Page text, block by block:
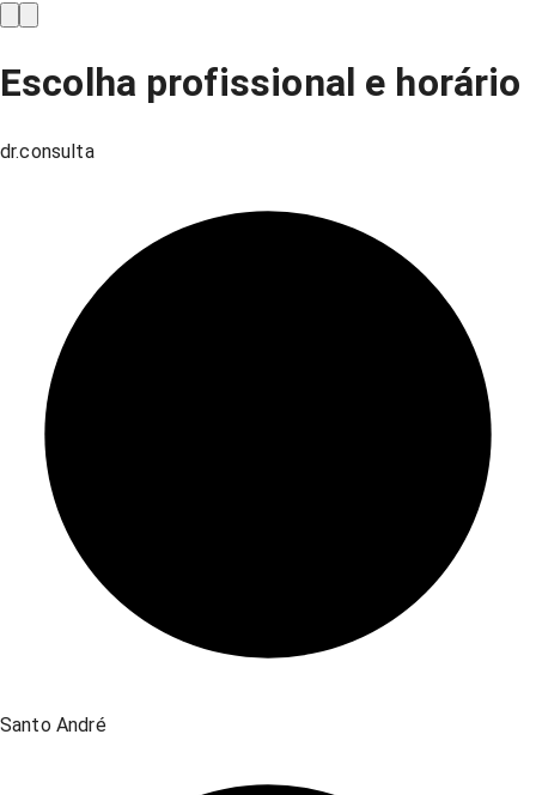
Escolha profissional e horário
dr.consulta
Santo André